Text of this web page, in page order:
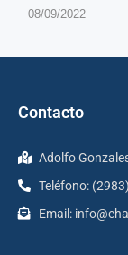
08/09/2022
Contacto
Adolfo
Teléfono:
Email: